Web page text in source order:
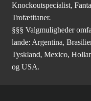
Knockoutspecialist,
Trofætitaner.
§§§ Valgmuligheder
lande: Argentina,
Tyskland, Mexico,
og USA.